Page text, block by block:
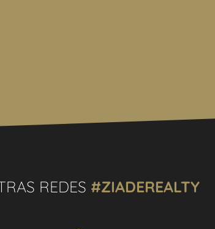
REDES #ZIADEREALTY